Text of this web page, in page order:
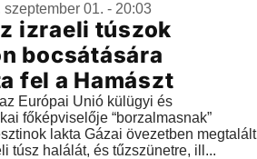
szeptember 01. - 20:03
izraeli túszok
bocsátására
fel a Hamászt
Európai Unió külügyi és
főképviselője “borzalmasnak”
lakta Gázai övezetben megtalált
túsz halálát, és tűzszünetre, ill...